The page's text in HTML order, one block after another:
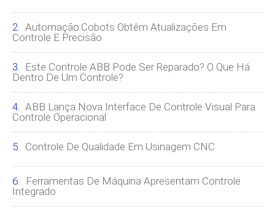
Automação:Cobots Obtêm Atualizações Em
Controle E Precisão
Este Controle ABB Pode Ser Reparado? O Que Há
Dentro De Um Controle?
ABB Lança Nova Interface De Controle Visual Para
Controle Operacional
Controle De Qualidade Em Usinagem CNC
Ferramentas De Máquina Apresentam Controle
Integrado